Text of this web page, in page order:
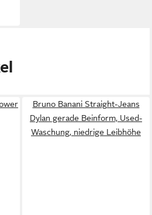
Bruno Banani Straight-Jeans
Dylan gerade Beinform, Used-
Waschung, niedrige Leibhöhe